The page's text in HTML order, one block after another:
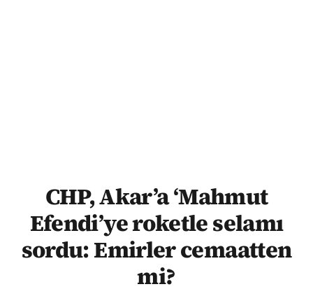
CHP, Akar’a ‘Mahmut
Efendi’ye roketle selamı
sordu: Emirler cemaatten
mi?